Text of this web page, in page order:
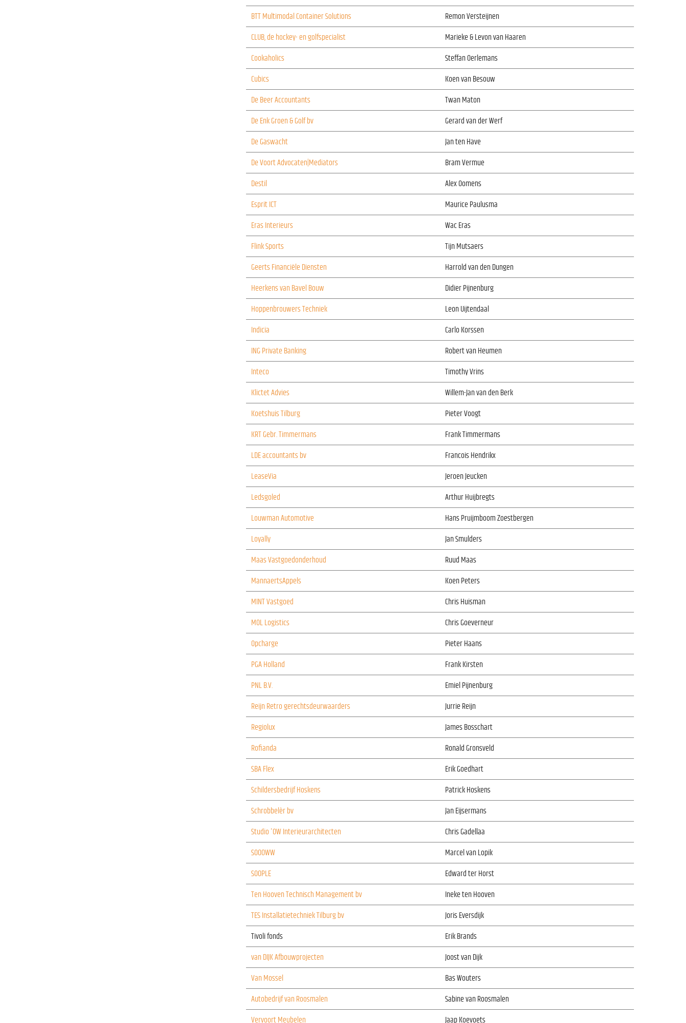
BTT Multimodal Container Solutions Remon Versteijnen
CLUB, de hockey- en golfspecialist Marieke & Levon van Haaren
Cookaholics Steffan Oerlemans
Cubics Koen van Besouw
De Beer Accountants Twan Maton
De Enk Groen & Golf bv Gerard van der Werf
De Gaswacht Jan ten Have
De Voort Advocaten|Mediators Bram Vermue
Destil Alex Oomens
Esprit ICT Maurice Paulusma
Eras Interieurs Wac Eras
Flink Sports Tijn Mutsaers
Geerts Financiële Diensten Harrold van den Dungen
Heerkens van Bavel Bouw Didier Pijnenburg
Hoppenbrouwers Techniek Leon Uijtendaal
Indicia Carlo Korssen
ING Private Banking Robert van Heumen
Inteco Timothy Vrins
Klictet Advies Willem-Jan van den Berk
Koetshuis Tilburg Pieter Voogt
KRT Gebr. Timmermans Frank Timmermans
LDE accountants bv Francois Hendrikx
LeaseVia Jeroen Jeucken
Ledsgoled Arthur Huijbregts
Louwman Automotive Hans Pruijmboom Zoestbergen
Loyally Jan Smulders
Maas Vastgoedonderhoud Ruud Maas
MannaertsAppels Koen Peters
MINT Vastgoed Chris Huisman
MOL Logistics Chris Goeverneur
Opcharge Pieter Haans
PGA Holland Frank Kirsten
PNL B.V. Emiel Pijnenburg
Reijn Retro gerechtsdeurwaarders Jurrie Reijn
Regiolux James Bosschart
Rofianda Ronald Gronsveld
SBA Flex Erik Goedhart
Schildersbedrijf Hoskens Patrick Hoskens
Schrobbelèr bv Jan Eijsermans
Studio 'OW Interieurarchitecten Chris Gadellaa
SOOOWW Marcel van Lopik
SOOPLE Edward ter Horst
Ten Hooven Technisch Management bv Ineke ten Hooven
TES Installatietechniek Tilburg bv Joris Eversdijk
Tivoli fonds Erik Brands
van DIJK Afbouwprojecten Joost van Dijk
Van Mossel Bas Wouters
Autobedrijf van Roosmalen Sabine van Roosmalen
Vervoort Meubelen Jaap Koevoets